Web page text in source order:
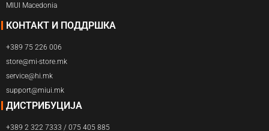
MIUI Macedonia
КОНТАКТ И ПОДДРШКА
+389 75 226 006
store@mi-store.mk
service@hi.mk
support@miui.mk
ДИСТРИБУЦИЈА
+389 2 322 7333 / 075 405 885